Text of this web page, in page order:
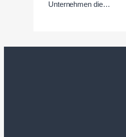
Unternehmen die…